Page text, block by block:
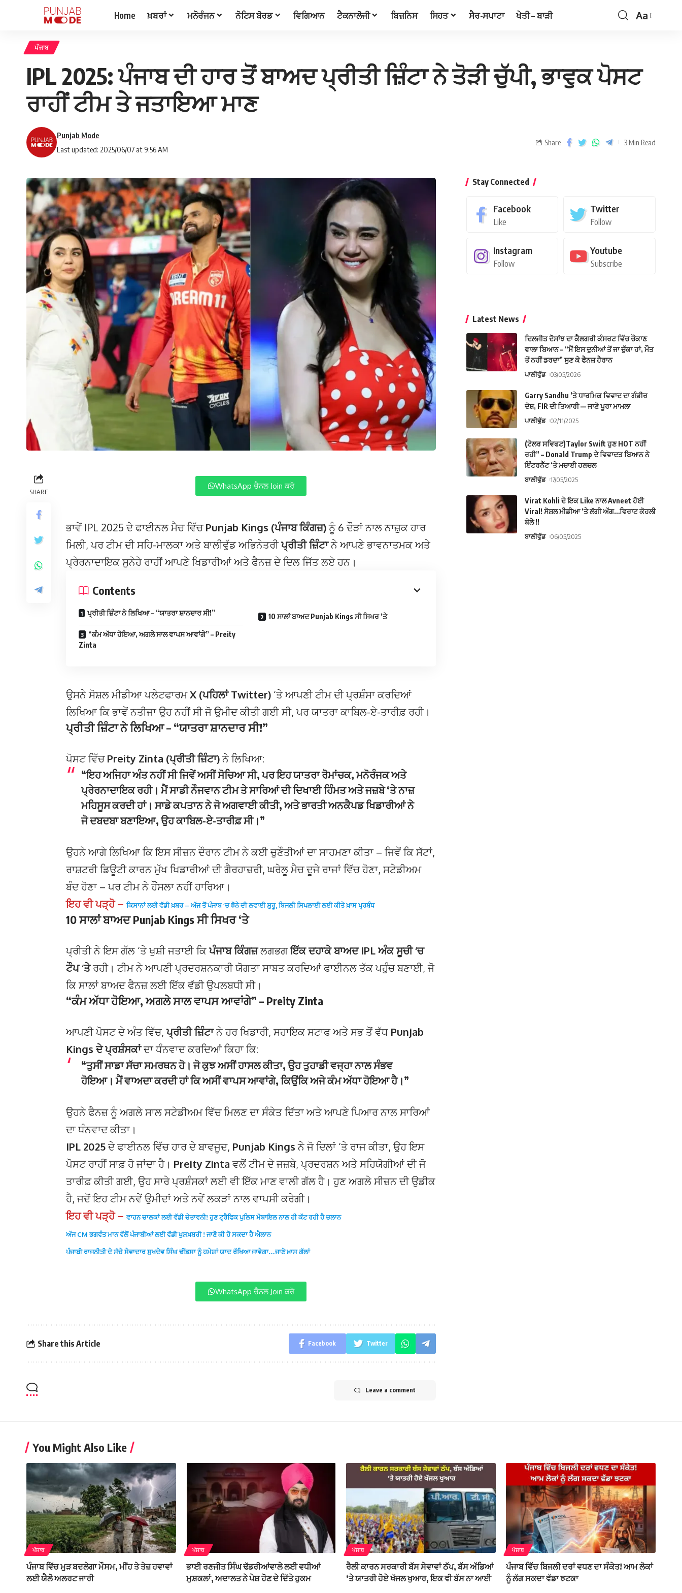
Home ਖ਼ਬਰਾਂ ਮਨੋਰੰਜਨ ਨੋਟਿਸ ਬੋਰਡ ਵਿਗਿਆਨ ਟੈਕਨਾਲੋਜੀ ਬਿਜ਼ਨਿਸ ਸਿਹਤ ਸੈਰ-ਸਪਾਟਾ ਖੇਤੀ – ਬਾੜੀ Aa
ਪੰਜਾਬ
IPL 2025: ਪੰਜਾਬ ਦੀ ਹਾਰ ਤੋਂ ਬਾਅਦ ਪ੍ਰੀਤੀ ਜ਼ਿੰਟਾ ਨੇ ਤੋੜੀ ਚੁੱਪੀ, ਭਾਵੁਕ ਪੋਸਟ
ਰਾਹੀਂ ਟੀਮ ਤੇ ਜਤਾਇਆ ਮਾਣ
Last updated: 2025/06/07 at 9:56 AM
Punjab Mode
Share 3 Min Read
SHARE
WhatsApp ਚੈਨਲ Join ਕਰੋ
ਭਾਵੇਂ IPL 2025 ਦੇ ਫਾਈਨਲ ਮੈਚ ਵਿੱਚPunjab Kings (ਪੰਜਾਬ ਕਿੰਗਜ਼)ਨੂੰ 6 ਦੌੜਾਂ ਨਾਲ ਨਾਜ਼ੁਕ ਹਾਰ
ਮਿਲੀ, ਪਰ ਟੀਮ ਦੀ ਸਹਿ-ਮਾਲਕਾ ਅਤੇ ਬਾਲੀਵੁੱਡ ਅਭਿਨੇਤਰੀਪ੍ਰੀਤੀ ਜ਼ਿੰਟਾਨੇ ਆਪਣੇ ਭਾਵਨਾਤਮਕ ਅਤੇ
ਪ੍ਰੇਰਨਾਦਾਇਕ ਸੁਨੇਹੇ ਰਾਹੀਂ ਆਪਣੇ ਖਿਡਾਰੀਆਂ ਅਤੇ ਫੈਨਜ਼ ਦੇ ਦਿਲ ਜਿੱਤ ਲਏ ਹਨ।
Contents
ਪ੍ਰੀਤੀ ਜ਼ਿੰਟਾ ਨੇ ਲਿਖਿਆ – “ਯਾਤਰਾ ਸ਼ਾਨਦਾਰ ਸੀ!” 10 ਸਾਲਾਂ ਬਾਅਦ Punjab Kings ਸੀ ਸਿਖਰ ‘ਤੇ
“ਕੰਮ ਅੱਧਾ ਹੋਇਆ, ਅਗਲੇ ਸਾਲ ਵਾਪਸ ਆਵਾਂਗੇ” – Preity
Zinta
ਉਸਨੇ ਸੋਸ਼ਲ ਮੀਡੀਆ ਪਲੇਟਫਾਰਮX (ਪਹਿਲਾਂ Twitter) ‘ਤੇ ਆਪਣੀ ਟੀਮ ਦੀ ਪ੍ਰਸ਼ੰਸਾ ਕਰਦਿਆਂ
ਲਿਖਿਆ ਕਿ ਭਾਵੇਂ ਨਤੀਜਾ ਉਹ ਨਹੀਂ ਸੀ ਜੋ ਉਮੀਦ ਕੀਤੀ ਗਈ ਸੀ, ਪਰ ਯਾਤਰਾ ਕਾਬਿਲ-ਏ-ਤਾਰੀਫ਼ ਰਹੀ।
ਪ੍ਰੀਤੀ ਜ਼ਿੰਟਾ ਨੇ ਲਿਖਿਆ – “ਯਾਤਰਾ ਸ਼ਾਨਦਾਰ ਸੀ!”
ਪੋਸਟ ਵਿੱਚPreity Zinta (ਪ੍ਰੀਤੀ ਜ਼ਿੰਟਾ)ਨੇ ਲਿਖਿਆ:
“ਇਹ ਅਜਿਹਾ ਅੰਤ ਨਹੀਂ ਸੀ ਜਿਵੇਂ ਅਸੀਂ ਸੋਚਿਆ ਸੀ, ਪਰ ਇਹ ਯਾਤਰਾ ਰੋਮਾਂਚਕ, ਮਨੋਰੰਜਕ ਅਤੇ
ਪ੍ਰੇਰਨਾਦਾਇਕ ਰਹੀ। ਮੈਂ ਸਾਡੀ ਨੌਜਵਾਨ ਟੀਮ ਤੇ ਸਾਰਿਆਂ ਦੀ ਦਿਖਾਈ ਹਿੰਮਤ ਅਤੇ ਜਜ਼ਬੇ ‘ਤੇ ਨਾਜ਼
ਮਹਿਸੂਸ ਕਰਦੀ ਹਾਂ। ਸਾਡੇ ਕਪਤਾਨ ਨੇ ਜੋ ਅਗਵਾਈ ਕੀਤੀ, ਅਤੇਭਾਰਤੀ ਅਨਕੈਪਡ ਖਿਡਾਰੀਆਂਨੇ
ਜੋ ਦਬਦਬਾ ਬਣਾਇਆ, ਉਹ ਕਾਬਿਲ-ਏ-ਤਾਰੀਫ਼ ਸੀ।”
ਉਹਨੇ ਆਗੇ ਲਿਖਿਆ ਕਿ ਇਸ ਸੀਜ਼ਨ ਦੌਰਾਨ ਟੀਮ ਨੇ ਕਈ ਚੁਣੌਤੀਆਂ ਦਾ ਸਾਹਮਣਾ ਕੀਤਾ – ਜਿਵੇਂ ਕਿ ਸੱਟਾਂ,
ਰਾਸ਼ਟਰੀ ਡਿਊਟੀ ਕਾਰਨ ਮੁੱਖ ਖਿਡਾਰੀਆਂ ਦੀ ਗੈਰਹਾਜ਼ਰੀ, ਘਰੇਲੂ ਮੈਚ ਦੂਜੇ ਰਾਜਾਂ ਵਿੱਚ ਹੋਣਾ, ਸਟੇਡੀਅਮ
ਬੰਦ ਹੋਣਾ – ਪਰ ਟੀਮ ਨੇ ਹੌਂਸਲਾ ਨਹੀਂ ਹਾਰਿਆ।
ਇਹ ਵੀ ਪੜ੍ਹੋ – ਕਿਸਾਨਾਂ ਲਈ ਵੱਡੀ ਖ਼ਬਰ – ਅੱਜ ਤੋਂ ਪੰਜਾਬ ‘ਚ ਝੋਨੇ ਦੀ ਲਵਾਈ ਸ਼ੁਰੂ, ਬਿਜਲੀ ਸਿਪਲਾਈ ਲਈ ਕੀਤੇ ਖ਼ਾਸ ਪ੍ਰਬੰਧ
10 ਸਾਲਾਂ ਬਾਅਦ Punjab Kings ਸੀ ਸਿਖਰ ‘ਤੇ
ਪ੍ਰੀਤੀ ਨੇ ਇਸ ਗੱਲ ‘ਤੇ ਖੁਸ਼ੀ ਜਤਾਈ ਕਿਪੰਜਾਬ ਕਿੰਗਜ਼ਲਗਭਗਇੱਕ ਦਹਾਕੇ ਬਾਅਦ IPL ਅੰਕ ਸੂਚੀ ‘ਚ
ਟੌਪ ‘ਤੇਰਹੀ। ਟੀਮ ਨੇ ਆਪਣੀ ਪ੍ਰਦਰਸ਼ਨਕਾਰੀ ਯੋਗਤਾ ਸਾਬਤ ਕਰਦਿਆਂ ਫਾਈਨਲ ਤੱਕ ਪਹੁੰਚ ਬਣਾਈ, ਜੋ
ਕਿ ਸਾਲਾਂ ਬਾਅਦ ਫੈਨਜ਼ ਲਈ ਇੱਕ ਵੱਡੀ ਉਪਲਬਧੀ ਸੀ।
“ਕੰਮ ਅੱਧਾ ਹੋਇਆ, ਅਗਲੇ ਸਾਲ ਵਾਪਸ ਆਵਾਂਗੇ” – Preity Zinta
ਆਪਣੀ ਪੋਸਟ ਦੇ ਅੰਤ ਵਿੱਚ,ਪ੍ਰੀਤੀ ਜ਼ਿੰਟਾਨੇ ਹਰ ਖਿਡਾਰੀ, ਸਹਾਇਕ ਸਟਾਫ ਅਤੇ ਸਭ ਤੋਂ ਵੱਧ Punjab
Kings ਦੇ ਪ੍ਰਸ਼ੰਸਕਾਂਦਾ ਧੰਨਵਾਦ ਕਰਦਿਆਂ ਕਿਹਾ ਕਿ:
“ਤੁਸੀਂ ਸਾਡਾ ਸੱਚਾ ਸਮਰਥਨ ਹੋ। ਜੋ ਕੁਝ ਅਸੀਂ ਹਾਸਲ ਕੀਤਾ, ਉਹ ਤੁਹਾਡੀ ਵਜ੍ਹਾ ਨਾਲ ਸੰਭਵ
ਹੋਇਆ। ਮੈਂ ਵਾਅਦਾ ਕਰਦੀ ਹਾਂ ਕਿ ਅਸੀਂ ਵਾਪਸ ਆਵਾਂਗੇ, ਕਿਉਂਕਿ ਅਜੇ ਕੰਮ ਅੱਧਾ ਹੋਇਆ ਹੈ।”
ਉਹਨੇ ਫੈਨਜ਼ ਨੂੰ ਅਗਲੇ ਸਾਲ ਸਟੇਡੀਅਮ ਵਿੱਚ ਮਿਲਣ ਦਾ ਸੰਕੇਤ ਦਿੱਤਾ ਅਤੇ ਆਪਣੇ ਪਿਆਰ ਨਾਲ ਸਾਰਿਆਂ
ਦਾ ਧੰਨਵਾਦ ਕੀਤਾ।
IPL 2025ਦੇ ਫਾਈਨਲ ਵਿੱਚ ਹਾਰ ਦੇ ਬਾਵਜੂਦ, Punjab Kingsਨੇ ਜੋ ਦਿਲਾਂ ‘ਤੇ ਰਾਜ ਕੀਤਾ, ਉਹ ਇਸ
ਪੋਸਟ ਰਾਹੀਂ ਸਾਫ਼ ਹੋ ਜਾਂਦਾ ਹੈ। Preity Zintaਵਲੋਂ ਟੀਮ ਦੇ ਜਜ਼ਬੇ, ਪ੍ਰਦਰਸ਼ਨ ਅਤੇ ਸਹਿਯੋਗੀਆਂ ਦੀ ਜੋ
ਤਾਰੀਫ਼ ਕੀਤੀ ਗਈ, ਉਹ ਸਾਰੇ ਪ੍ਰਸ਼ੰਸਕਾਂ ਲਈ ਵੀ ਇੱਕ ਮਾਣ ਵਾਲੀ ਗੱਲ ਹੈ। ਹੁਣ ਅਗਲੇ ਸੀਜ਼ਨ ਦੀ ਉਡੀਕ
ਹੈ, ਜਦੋਂ ਇਹ ਟੀਮ ਨਵੇਂ ਉਮੀਦਾਂ ਅਤੇ ਨਵੇਂ ਲਕੜਾਂ ਨਾਲ ਵਾਪਸੀ ਕਰੇਗੀ।
ਇਹ ਵੀ ਪੜ੍ਹੋ – ਵਾਹਨ ਚਾਲਕਾਂ ਲਈ ਵੱਡੀ ਚੇਤਾਵਨੀ! ਹੁਣ ਟ੍ਰੈਫਿਕ ਪੁਲਿਸ ਮੋਬਾਇਲ ਨਾਲ ਹੀ ਕੱਟ ਰਹੀ ਹੈ ਚਲਾਨ
ਅੱਜ CM ਭਗਵੰਤ ਮਾਨ ਵੱਲੋਂ ਪੰਜਾਬੀਆਂ ਲਈ ਵੱਡੀ ਖੁਸ਼ਖ਼ਬਰੀ ! ਜਾਣੋ ਕੀ ਹੋ ਸਕਦਾ ਹੈ ਐਲਾਨ
ਪੰਜਾਬੀ ਰਾਜਨੀਤੀ ਦੇ ਸੱਚੇ ਸੇਵਾਦਾਰ ਸੁਖਦੇਵ ਸਿੰਘ ਢੀਂਡਸਾ ਨੂੰ ਹਮੇਸ਼ਾਂ ਯਾਦ ਰੱਖਿਆ ਜਾਵੇਗਾ…ਜਾਣੋ ਖ਼ਾਸ ਗੱਲਾਂ
WhatsApp ਚੈਨਲ Join ਕਰੋ
Share this Article Facebook Twitter
Leave a comment
Stay Connected
Facebook
Like
Twitter
Follow
Instagram
Follow
Youtube
Subscribe
Latest News
ਦਿਲਜੀਤ ਦੋਸਾਂਝ ਦਾ ਕੈਲਗਰੀ ਕੰਸਰਟ ਵਿੱਚ ਚੌਕਾਣ
ਵਾਲਾ ਬਿਆਨ – “ਮੈਂ ਇਸ ਦੁਨੀਆਂ ਤੋਂ ਜਾ ਚੁੱਕਾ ਹਾਂ, ਮੌਤ
ਤੋਂ ਨਹੀਂ ਡਰਦਾ” ਸੁਣ ਕੇ ਫੈਨਜ਼ ਹੈਰਾਨ
ਪਾਲੀਵੁੱਡ 03/05/2026
Garry Sandhu ’ਤੇ ਧਾਰਮਿਕ ਵਿਵਾਦ ਦਾ ਗੰਭੀਰ
ਦੋਸ਼, FIR ਦੀ ਤਿਆਰੀ — ਜਾਣੋ ਪੂਰਾ ਮਾਮਲਾ
ਪਾਲੀਵੁੱਡ 02/11/2025
(ਟੇਲਰ ਸਵਿਫਟ)Taylor Swift ਹੁਣ HOT ਨਹੀਂ
ਰਹੀ” – Donald Trump ਦੇ ਵਿਵਾਦਤ ਬਿਆਨ ਨੇ
ਇੰਟਰਨੈੱਟ ‘ਤੇ ਮਚਾਈ ਹਲਚਲ
ਬਾਲੀਵੁੱਡ 17/05/2025
Virat Kohli ਦੇ ਇਕ Like ਨਾਲ Avneet ਹੋਈ
Viral! ਸੋਸ਼ਲ ਮੀਡੀਆ ‘ਤੇ ਲੱਗੀ ਅੱਗ…ਵਿਰਾਟ ਕੋਹਲੀ
ਬੋਲੇ !!
ਬਾਲੀਵੁੱਡ 06/05/2025
You Might Also Like
ਪੰਜਾਬ
ਪੰਜਾਬ ਵਿੱਚ ਮੁੜ ਬਦਲੇਗਾ ਮੌਸਮ, ਮੀਂਹ ਤੇ ਤੇਜ਼ ਹਵਾਵਾਂ
ਲਈ ਯੈਲੋ ਅਲਰਟ ਜਾਰੀ
ਪੰਜਾਬ
ਭਾਈ ਰਣਜੀਤ ਸਿੰਘ ਢੱਡਰੀਆਂਵਾਲੇ ਲਈ ਵਧੀਆਂ
ਮੁਸ਼ਕਲਾਂ, ਅਦਾਲਤ ਨੇ ਪੇਸ਼ ਹੋਣ ਦੇ ਦਿੱਤੇ ਹੁਕਮ
ਪੰਜਾਬ
ਰੈਲੀ ਕਾਰਨ ਸਰਕਾਰੀ ਬੱਸ ਸੇਵਾਵਾਂ ਠੱਪ, ਬੱਸ ਅੱਡਿਆਂ
‘ਤੇ ਯਾਤਰੀ ਹੋਏ ਖੱਜਲ ਖੁਆਰ, ਇਕ ਵੀ ਬੱਸ ਨਾ ਆਈ
ਪੰਜਾਬ
ਪੰਜਾਬ ਵਿੱਚ ਬਿਜਲੀ ਦਰਾਂ ਵਧਣ ਦਾ ਸੰਕੇਤ! ਆਮ ਲੋਕਾਂ
ਨੂੰ ਲੱਗ ਸਕਦਾ ਵੱਡਾ ਝਟਕਾ